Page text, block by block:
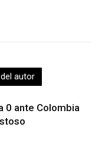
autor
0 ante Colombia